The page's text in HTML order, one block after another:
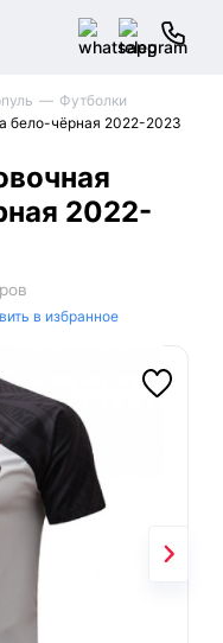
Футболки
бело-чёрная 2022-2023
2022-
в избранное